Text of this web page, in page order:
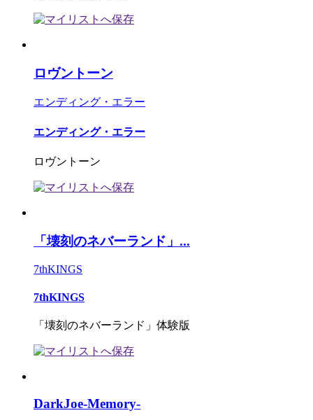
ロヴントーン
エンディング・エラー
エンディング・エラー
ロヴントーン
「壊刻のネバーランド」...
7thKINGS
7thKINGS
「壊刻のネバーランド」体験版
DarkJoe-Memory-